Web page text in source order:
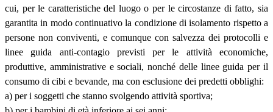
cui, per le caratteristiche del luogo o per le circostanze di fatto, sia
garantita in modo continuativo la condizione di isolamento rispetto a
persone non conviventi, e comunque con salvezza dei protocolli e
linee guida anti-contagio previsti per le attività economiche,
produttive, amministrative e sociali, nonché delle linee guida per il
consumo di cibi e bevande, ma con esclusione dei predetti obblighi:
a) per i soggetti che stanno svolgendo attività sportiva;